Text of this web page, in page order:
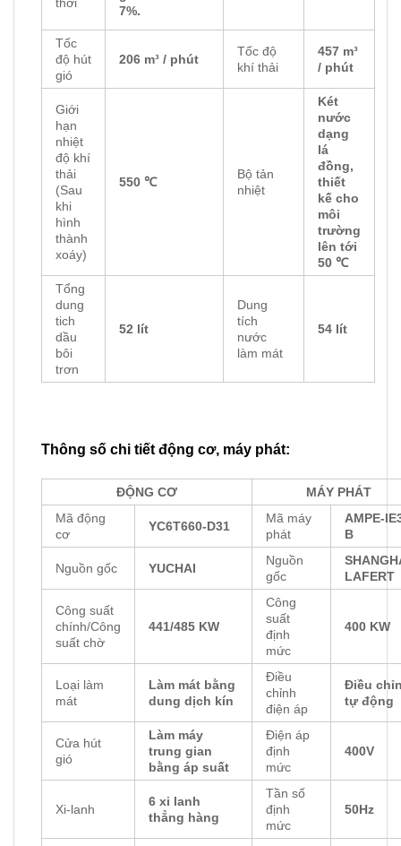
7%.
Tốc
độ hút
gió
206 m³ / phút
Tốc độ
khí thải
457 m³
/ phút
Giới
hạn
nhiệt
độ khí
thải
(Sau
khi
hình
thành
xoáy)
550 ℃
Bộ tản
nhiệt
Két
nước
dạng
lá
đồng,
thiết
kế cho
môi
trường
lên tới
50 ℃
Tổng
dung
tich
dầu
bôi
trơn
52 lít
Dung
tích
nước
làm mát
54 lít
Thông số chi tiết động cơ, máy phát:
ĐỘNG CƠ
MÁY PHÁT
Mã động
cơ
YC6T660-D31
Mã máy
phát
AMPE-
B
Nguồn gốc YUCHAI
Nguồn
gốc
LAFERT
Công suất
chính/Công
suất chờ
441/485 KW
Công
suất
định
mức
400 KW
Loại làm
mát
Làm mát bằng
dung dịch kín
Điều
chỉnh
điện áp
Điều
tự động
Cửa hút
gió
Làm máy
trung gian
bằng áp suất
Điện áp
định
mức
400V
Xi-lanh
6 xi lanh
thẳng hàng
Tần số
định
mức
50Hz